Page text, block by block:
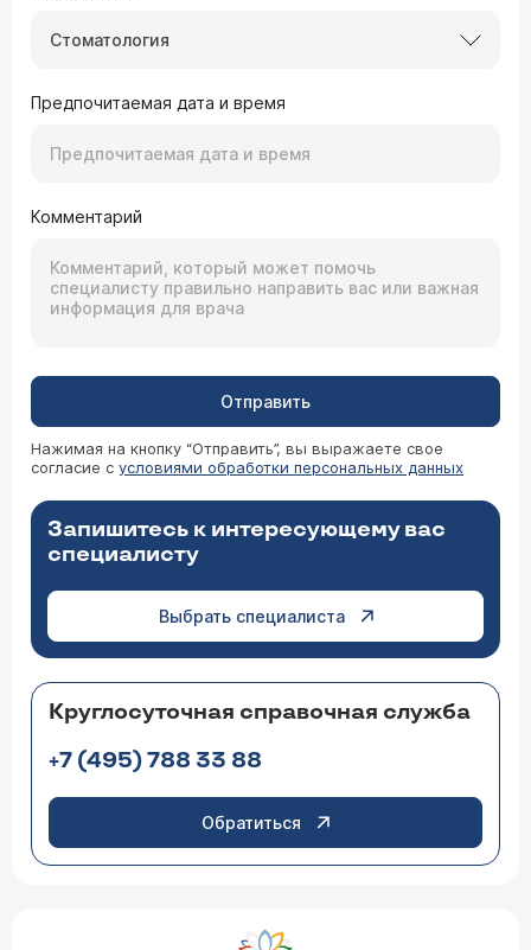
Стоматология
Предпочитаемая дата и время
Комментарий
Отправить
Нажимая на кнопку “Отправить”, вы выражаете свое
согласие с условиями обработки персональных данных
Запишитесь к интересующему вас
специалисту
Выбрать специалиста
Круглосуточная справочная служба
+7 (495) 788 33 88
Обратиться